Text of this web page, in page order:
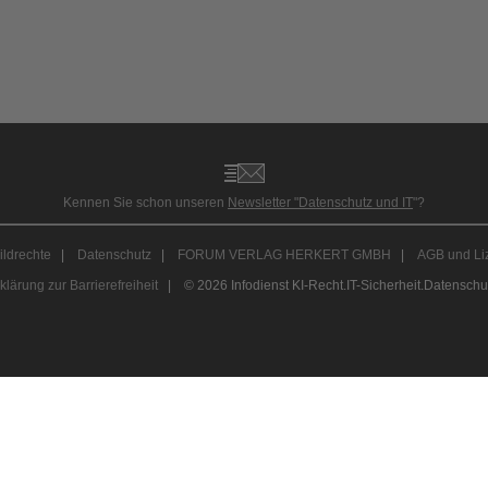
Kennen Sie schon unseren Newsletter "Datenschutz und IT"?
Datenschutz FORUM VERLAG HERKERT GMBH
AGB und
zur Barrierefreiheit | © 2026 Infodienst KI-Recht.IT-